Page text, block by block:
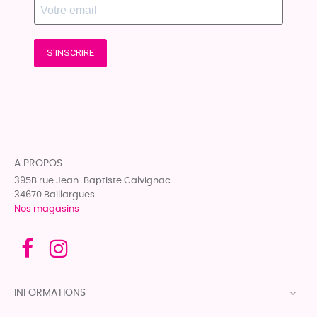
S'INSCRIRE
A PROPOS
395B rue Jean-Baptiste Calvignac
34670 Baillargues
Nos magasins
INFORMATIONS 